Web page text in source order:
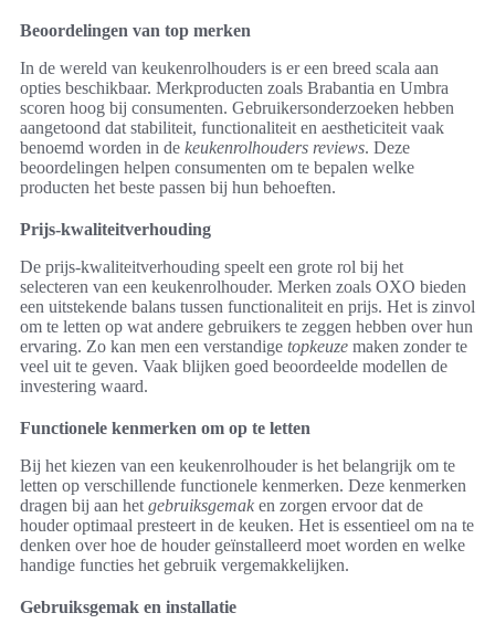
Beoordelingen van top merken
In de wereld van keukenrolhouders is er een breed scala aan
opties beschikbaar. Merkproducten zoals Brabantia en Umbra
scoren hoog bij consumenten. Gebruikersonderzoeken hebben
aangetoond dat stabiliteit, functionaliteit en aestheticiteit vaak
benoemd worden in de keukenrolhouders reviews. Deze
beoordelingen helpen consumenten om te bepalen welke
producten het beste passen bij hun behoeften.
Prijs-kwaliteitverhouding
De prijs-kwaliteitverhouding speelt een grote rol bij het
selecteren van een keukenrolhouder. Merken zoals OXO bieden
een uitstekende balans tussen functionaliteit en prijs. Het is zinvol
om te letten op wat andere gebruikers te zeggen hebben over hun
ervaring. Zo kan men een verstandige topkeuze maken zonder te
veel uit te geven. Vaak blijken goed beoordeelde modellen de
investering waard.
Functionele kenmerken om op te letten
Bij het kiezen van een keukenrolhouder is het belangrijk om te
letten op verschillende functionele kenmerken. Deze kenmerken
dragen bij aan het gebruiksgemak en zorgen ervoor dat de
houder optimaal presteert in de keuken. Het is essentieel om na te
denken over hoe de houder geïnstalleerd moet worden en welke
handige functies het gebruik vergemakkelijken.
Gebruiksgemak en installatie